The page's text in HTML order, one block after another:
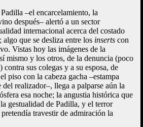
–el encarcelamiento, la
después– alertó a un sector
internacional acerca del costado
que se desliza entre los inserts con
Vistas hoy las imágenes de la
mismo y los otros, de la denuncia (poco
sus colegas y a su esposa, de
piso con la cabeza gacha –estampa
realizador–, llega a palparse aún la
esa noche; la angustia histórica que
gestualidad de Padilla, y el terror
travestir de admiración la